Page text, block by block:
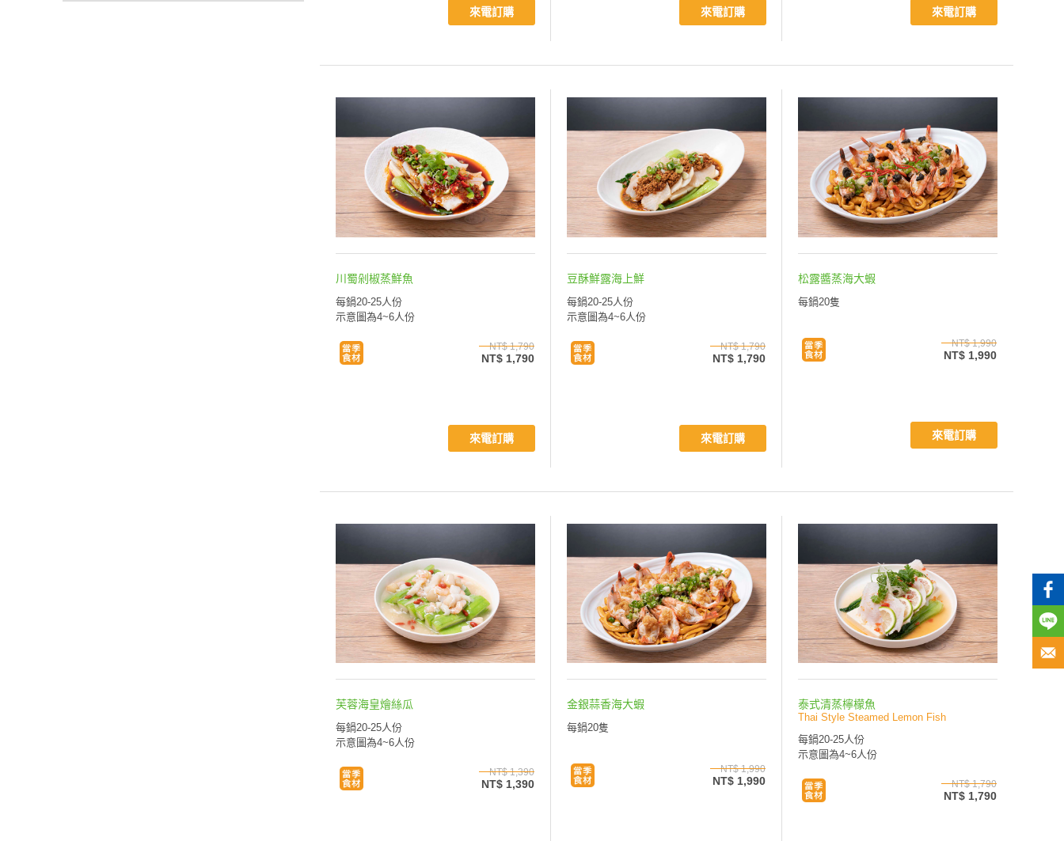
來電訂購 來電訂購 來電訂購
川蜀剁椒蒸鮮魚
每鍋20-25人份
示意圖為4~6人份
NT$ 1,790
NT$ 1,790
來電訂購
豆酥鮮露海上鮮
每鍋20-25人份
示意圖為4~6人份
NT$ 1,790
NT$ 1,790
來電訂購
松露醬蒸海大蝦
每鍋20隻
NT$ 1,990
NT$ 1,990
來電訂購
芙蓉海皇燴絲瓜
每鍋20-25人份
示意圖為4~6人份
NT$ 1,390
NT$ 1,390
金銀蒜香海大蝦
每鍋20隻
NT$ 1,990
NT$ 1,990
泰式清蒸檸檬魚
Thai Style Steamed Lemon Fish
每鍋20-25人份
示意圖為4~6人份
NT$ 1,790
NT$ 1,790